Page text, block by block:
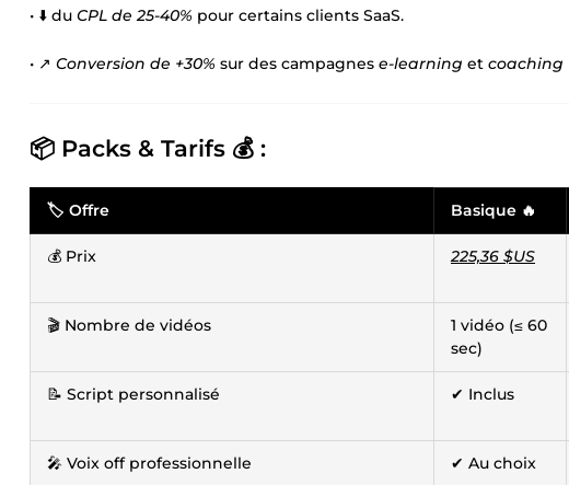
•⁠ ⁠⬇️ du CPL de 25-40% pour certains clients SaaS.
•⁠ ⁠↗️ Conversion de +30% sur des campagnes e-learning et coaching
📦 Packs & Tarifs 💰 :
🏷️ Offre Basique 🔥
💰 Prix 225,36 $US
🎬 Nombre de vidéos
1 vidéo (≤ 60
sec)
📝 Script personnalisé ✔ Inclus
🎤 Voix off professionnelle ✔ Au choix